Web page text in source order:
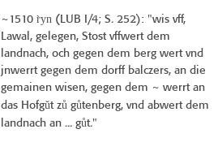
~1510 r̀yn( LUB I/4; S. 252): "wis vff,
Lawal, gelegen, Stost vffwert dem
landnach, och gegen dem berg wert vnd
jnwerrt gegen dem dorff balczers, an die
gemainen wisen, gegen dem ~ werrt an
das Hofgŭt zůgůtenberg, vnd abwert dem
landnach an ... gůt."